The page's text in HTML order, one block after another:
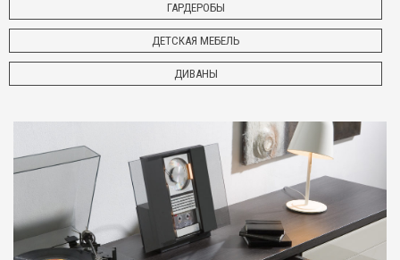
ГАРДЕРОБЫ
ДЕТСКАЯ МЕБЕЛЬ
ДИВАНЫ